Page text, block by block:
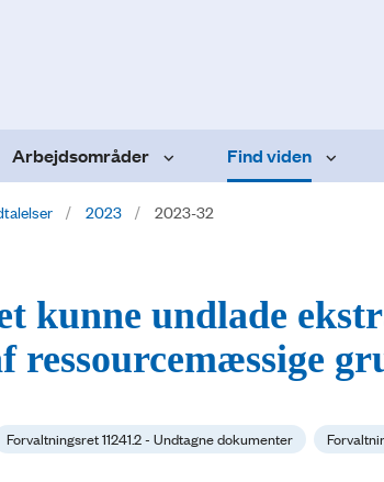
Arbejdsområder Find viden
2023 2023-32
kunne undlade
ressourcemæssige
Forvaltningsret 11241.2 - Undtagne dokumenter